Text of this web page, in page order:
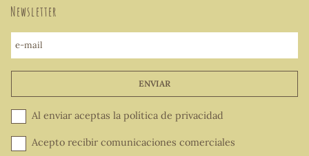
Newsletter
e-mail
ENVIAR
Al enviar aceptas la política de privacidad
Acepto recibir comunicaciones comerciales